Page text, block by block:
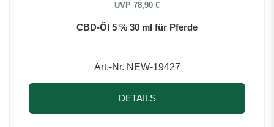
UVP 78,90 €
CBD-Öl 5 % 30 ml für Pferde
Art.-Nr. NEW-19427
DETAILS